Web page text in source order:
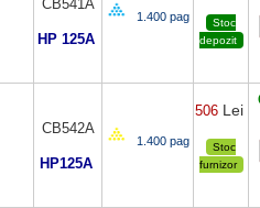
CB541A
HP 125A
1.400 pag
Stoc
depozit
CB542A
HP125A
1.400 pag
506 Lei
Stoc
furnizor